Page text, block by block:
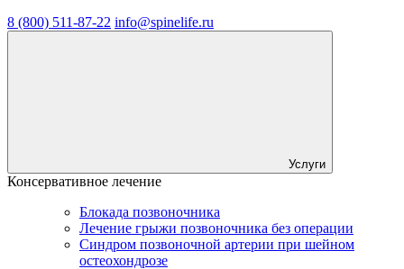
8 (800) 511-87-22 info@spinelife.ru
Услуги
Консервативное лечение
Блокада позвоночника
Лечение грыжи позвоночника без операции
Синдром позвоночной артерии при шейном
остеохондрозе